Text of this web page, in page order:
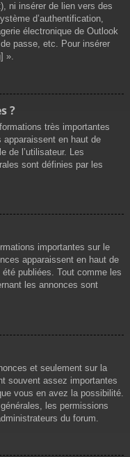
ni insérer de lien vers des
d’authentification,
électronique de Outlook
passe, etc. Pour insérer
».
?
très importantes
en haut de
de l’utilisateur. Les
sont définies par les
importantes sur le
apparaissent en haut de
publiées. Tout comme les
les annonces sont
et seulement sur la
souvent assez importantes
vous en avez la possibilité.
les permissions
du forum.